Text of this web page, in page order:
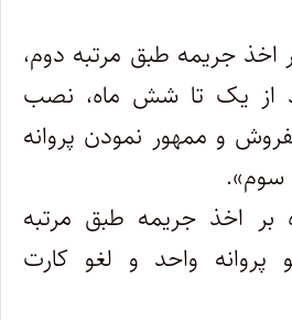
اخذ جریمه طبق مرتبه دوم،
از یک تا شش ماه، نصب
و ممهور نمودن پروانه
سوم».
بر اخذ جریمه طبق مرتبه
پروانه واحد و لغو کارت